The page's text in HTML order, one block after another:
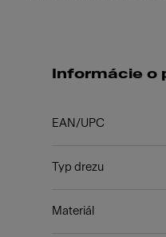
Informácie o
EAN/UPC
Typ drezu
Materiál